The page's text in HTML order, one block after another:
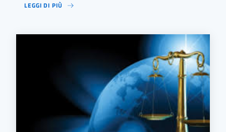
LEGGI DI PIÙ